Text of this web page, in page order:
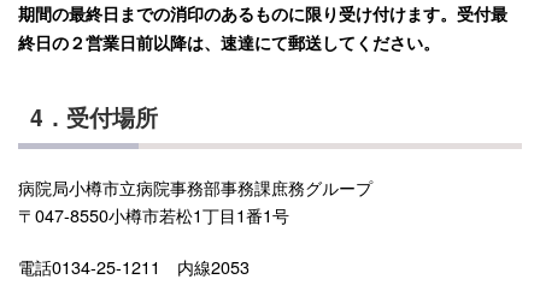
期間の最終日までの消印のあるものに限り受け付けます。受付最
終日の２営業日前以降は、速達にて郵送してください。
4．受付場所
病院局小樽市立病院事務部事務課庶務グループ
〒047-8550小樽市若松1丁目1番1号
電話0134-25-1211 内線2053